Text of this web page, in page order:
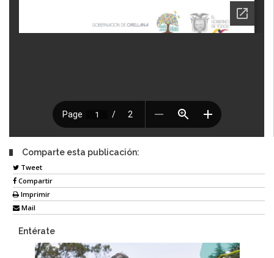
Comparte esta publicación:
Tweet
Compartir
Imprimir
Mail
Entérate